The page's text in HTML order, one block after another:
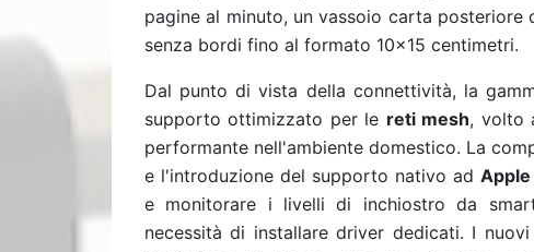
pagine al minuto, un vassoio carta
senza bordi fino al formato 10x15 centimetri.
Dal punto di vista della connettività, la
supporto ottimizzato per le reti mesh, volto
performante nell'ambiente domestico. La
e l'introduzione del supporto nativo ad
e monitorare i livelli di inchiostro da
necessità di installare driver dedicati. I